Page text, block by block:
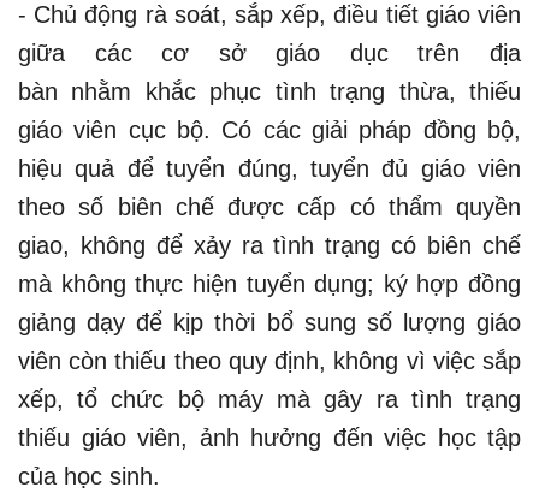
- Chủ động rà soát, sắp xếp, điều tiết giáo viên
giữa các cơ sở giáo dục trên địa
bàn nhằm khắc phục tình trạng thừa, thiếu
giáo viên cục bộ. Có các giải pháp đồng bộ,
hiệu quả để tuyển đúng, tuyển đủ giáo viên
theo số biên chế được cấp có thẩm quyền
giao, không để xảy ra tình trạng có biên chế
mà không thực hiện tuyển dụng; ký hợp đồng
giảng dạy để kịp thời bổ sung số lượng giáo
viên còn thiếu theo quy định, không vì việc sắp
xếp, tổ chức bộ máy mà gây ra tình trạng
thiếu giáo viên, ảnh hưởng đến việc học tập
của học sinh.